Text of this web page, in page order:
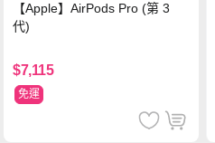
【Apple】AirPods Pro (第 3
代)
$7,115
免運